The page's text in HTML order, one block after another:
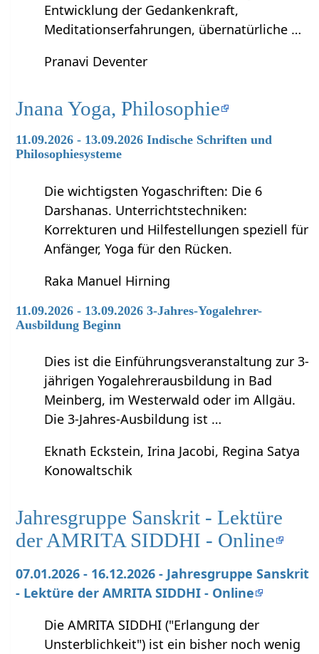
Entwicklung der Gedankenkraft,
Meditationserfahrungen, übernatürliche …
Pranavi Deventer
Jnana Yoga, Philosophie
11.09.2026 - 13.09.2026 Indische Schriften und
Philosophiesysteme
Die wichtigsten Yogaschriften: Die 6
Darshanas. Unterrichtstechniken:
Korrekturen und Hilfestellungen speziell für
Anfänger, Yoga für den Rücken.
Raka Manuel Hirning
11.09.2026 - 13.09.2026 3-Jahres-Yogalehrer-
Ausbildung Beginn
Dies ist die Einführungsveranstaltung zur 3-
jährigen Yogalehrerausbildung in Bad
Meinberg, im Westerwald oder im Allgäu.
Die 3-Jahres-Ausbildung ist …
Eknath Eckstein, Irina Jacobi, Regina Satya
Konowaltschik
Jahresgruppe Sanskrit - Lektüre
der AMRITA SIDDHI - Online
07.01.2026 - 16.12.2026 - Jahresgruppe Sanskrit
- Lektüre der AMRITA SIDDHI - Online
Die AMRITA SIDDHI ("Erlangung der
Unsterblichkeit") ist ein bisher noch wenig